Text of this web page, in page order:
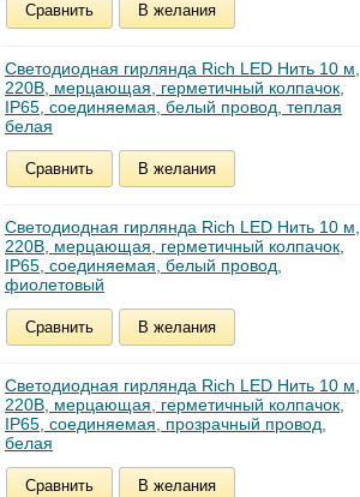
Сравнить В желания
Светодиодная гирлянда Rich LED Нить 10 м,
220В, мерцающая, герметичный колпачок,
IP65, соединяемая, белый провод, теплая
белая
Сравнить В желания
Светодиодная гирлянда Rich LED Нить 10 м,
220В, мерцающая, герметичный колпачок,
IP65, соединяемая, белый провод,
фиолетовый
Сравнить В желания
Светодиодная гирлянда Rich LED Нить 10 м,
220В, мерцающая, герметичный колпачок,
IP65, соединяемая, прозрачный провод,
белая
Сравнить В желания